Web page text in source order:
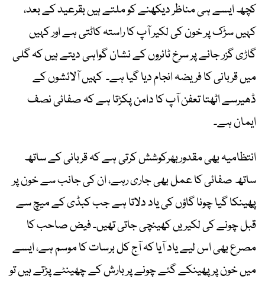
کچھ ایسے ہی مناظر دیکھنے کو ملتے ہیں بقرعید کے بعد،
کہیں سڑک پر خون کی لکیر آپ کا راستہ کاٹتی ہے اور کہیں
گاڑی گزر جانے پر سرخ ٹائروں کے نشان گواہی دیتے ہیں کہ گلی
میں قربانی کا فریضہ انجام دیا گیا ہے۔ کہیں آلائشوں کے
ڈھیرسے اٹھتا تعفن آپ کا دامن پکڑتا ہے کہ صفائی نصف
ایمان ہے۔
انتظامیہ بھی مقدوربھرکوشش کرتی ہے کہ قربانی کے ساتھ
ساتھ صفائی کا عمل بھی جاری رہے، ان کی جانب سے خون پر
پھینکا گیا چونا گاؤں کی یاد دلاتا ہے جب کبڈی کے میچ سے
قبل چونے کی لکیریں کھینچی جاتی تھیں۔ فیض صاحب کا
مصرع بھی اس لیے یاد آیا کہ آج کل برسات کا موسم ہے، ایسے
میں خون پر پھینکے گئے چونے پر بارش کے چھینٹے پڑتے ہیں تو